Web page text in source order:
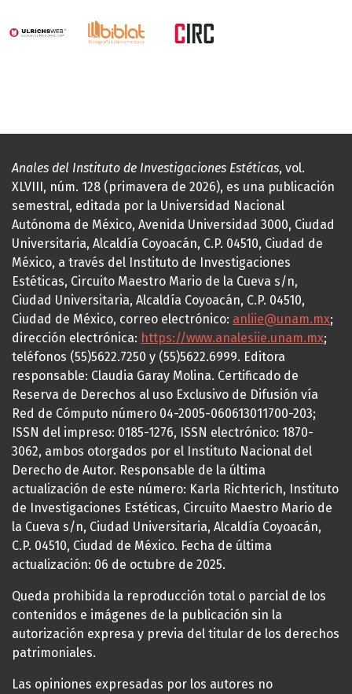
Anales del Instituto de Investigaciones Estéticas, vol.
XLVIII, núm. 128 (primavera de 2026), es una publicación
semestral, editada por la Universidad Nacional
Autónoma de México, Avenida Universidad 3000, Ciudad
Universitaria, Alcaldía Coyoacán, C.P. 04510, Ciudad de
México, a través del Instituto de Investigaciones
Estéticas, Circuito Maestro Mario de la Cueva s/n,
Ciudad Universitaria, Alcaldía Coyoacán, C.P. 04510,
Ciudad de México, correo electrónico: anliie@unam.mx;
dirección electrónica: https://www.analesiie.unam.mx;
teléfonos (55)5622.7250 y (55)5622.6999. Editora
responsable: Claudia Garay Molina. Certificado de
Reserva de Derechos al uso Exclusivo de Difusión vía
Red de Cómputo número 04-2005-060613011700-203;
ISSN del impreso: 0185-1276, ISSN electrónico: 1870-
3062, ambos otorgados por el Instituto Nacional del
Derecho de Autor. Responsable de la última
actualización de este número: Karla Richterich, Instituto
de Investigaciones Estéticas, Circuito Maestro Mario de
la Cueva s/n, Ciudad Universitaria, Alcaldía Coyoacán,
C.P. 04510, Ciudad de México. Fecha de última
actualización: 06 de octubre de 2025.
Queda prohibida la reproducción total o parcial de los
contenidos e imágenes de la publicación sin la
autorización expresa y previa del titular de los derechos
patrimoniales.
Las opiniones expresadas por los autores no